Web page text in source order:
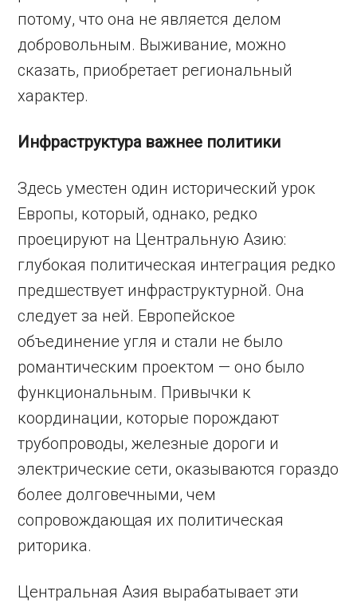
потому, что она не является делом
добровольным. Выживание, можно
сказать, приобретает региональный
характер.
Инфраструктура важнее политики
Здесь уместен один исторический урок
Европы, который, однако, редко
проецируют на Центральную Азию:
глубокая политическая интеграция редко
предшествует инфраструктурной. Она
следует за ней. Европейское
объединение угля и стали не было
романтическим проектом — оно было
функциональным. Привычки к
координации, которые порождают
трубопроводы, железные дороги и
электрические сети, оказываются гораздо
более долговечными, чем
сопровождающая их политическая
риторика.
Центральная Азия вырабатывает эти